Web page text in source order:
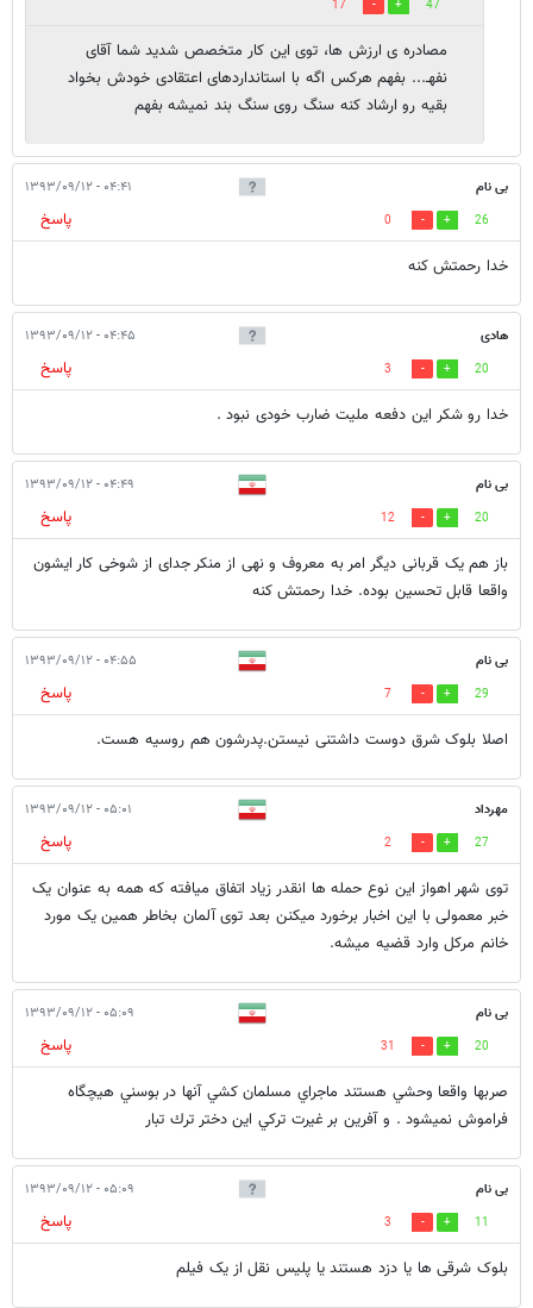
47
17
مصادره ی ارزش ها، توی این کار متخصص شدید شما آقای
نفهـ... بفهم هرکس اگه با استانداردهای اعتقادی خودش بخواد
بقیه رو ارشاد کنه سنگ روی سنگ بند نمیشه بفهم
بی نام ۰۴:۴۱ - ۱۳۹۳/۰۹/۱۲
26
0
پاسخ
خدا رحمتش کنه
هادی ۰۴:۴۵ - ۱۳۹۳/۰۹/۱۲
20
3
پاسخ
خدا رو شکر این دفعه ملیت ضارب خودی نبود .
بی نام ۰۴:۴۹ - ۱۳۹۳/۰۹/۱۲
20
12
پاسخ
باز هم یک قربانی دیگر امر به معروف و نهی از منکر جدای از شوخی کار ایشون
واقعا قابل تحسین بوده. خدا رحمتش کنه
بی نام ۰۴:۵۵ - ۱۳۹۳/۰۹/۱۲
29
7
پاسخ
اصلا بلوک شرق دوست داشتنی نیستن.پدرشون هم روسیه هست.
مهرداد ۰۵:۰۱ - ۱۳۹۳/۰۹/۱۲
27
2
پاسخ
توی شهر اهواز این نوع حمله ها انقدر زیاد اتفاق میافته که همه به عنوان یک
خبر معمولی با این اخبار برخورد میکنن بعد توی آلمان بخاطر همین یک مورد
خانم مرکل وارد قضیه میشه.
بی نام ۰۵:۰۹ - ۱۳۹۳/۰۹/۱۲
20
31
پاسخ
صربها واقعا وحشي هستند ماجراي مسلمان كشي آنها در بوسني هيچگاه
فراموش نميشود . و آفرين بر غيرت تركي اين دختر ترك تبار
بی نام ۰۵:۰۹ - ۱۳۹۳/۰۹/۱۲
11
3
پاسخ
بلوک شرقی ها یا دزد هستند یا پلیس نقل از یک فیلم